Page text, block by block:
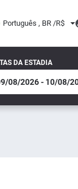
Português , BR /R$
DA ESTADIA